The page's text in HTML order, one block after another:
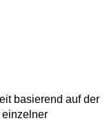
basierend auf der